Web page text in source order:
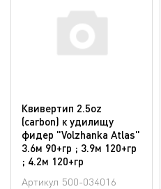
Квивертип 2.5oz
(carbon) к удилищу
фидер "Volzhanka Atlas"
3.6м 90+гр ; 3.9м 120+гр
; 4.2м 120+гр
Артикул 500-034016